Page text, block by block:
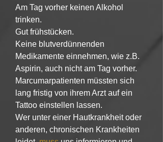
Am Tag vorher keinen Alkohol
trinken.
Gut frühstücken.
Keine blutverdünnenden
Medikamente einnehmen, wie z.B.
Aspirin, auch nicht am Tag vorher.
Marcumarpatienten müssten sich
lang fristig von ihrem Arzt auf ein
Tattoo einstellen lassen.
Wer unter einer Hautkrankheit oder
anderen, chronischen Krankheiten